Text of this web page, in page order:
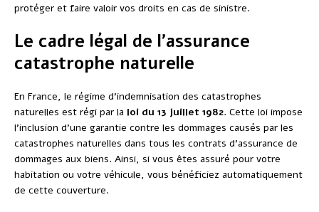
protéger et faire valoir vos droits en cas de sinistre.
Le cadre légal de l’assurance
catastrophe naturelle
En France, le régime d’indemnisation des catastrophes
naturelles est régi par la loi du 13 juillet 1982. Cette loi impose
l’inclusion d’une garantie contre les dommages causés par les
catastrophes naturelles dans tous les contrats d’assurance de
dommages aux biens. Ainsi, si vous êtes assuré pour votre
habitation ou votre véhicule, vous bénéficiez automatiquement
de cette couverture.